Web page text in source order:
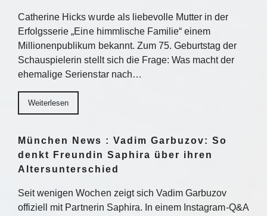
Catherine Hicks wurde als liebevolle Mutter in der
Erfolgsserie „Eine himmlische Familie“ einem
Millionenpublikum bekannt. Zum 75. Geburtstag der
Schauspielerin stellt sich die Frage: Was macht der
ehemalige Serienstar nach…
Weiterlesen
München News : Vadim Garbuzov: So
denkt Freundin Saphira über ihren
Altersunterschied
Seit wenigen Wochen zeigt sich Vadim Garbuzov
offiziell mit Partnerin Saphira. In einem Instagram-Q&A